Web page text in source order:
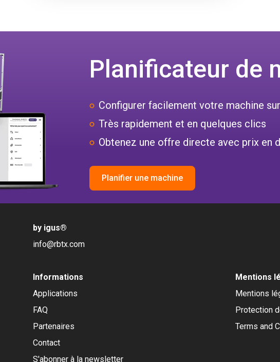
Planificateur de
Configurer facilement votre machine
Très rapidement et en quelques clics
Obtenez une offre directe avec prix en
Planifier une machine
by igus®
info@rbtx.com
Informations
Applications
FAQ
Partenaires
Contact
S'abonner à la newsletter
Mentions
Mentions
Protection
Terms and